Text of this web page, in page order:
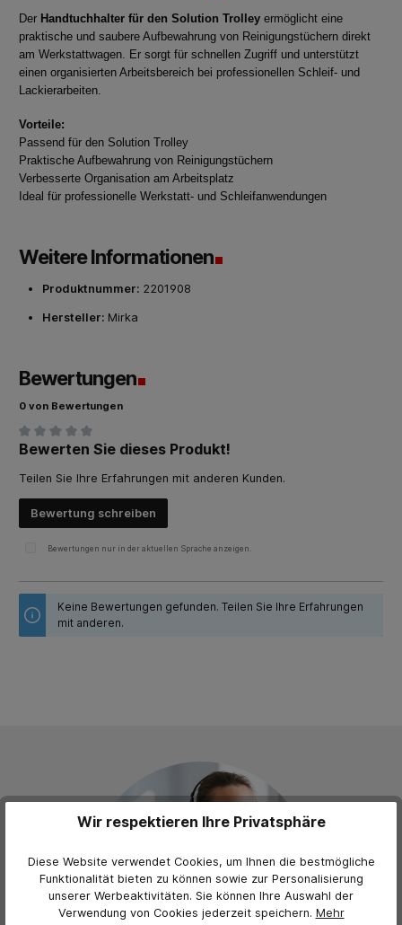
Der Handtuchhalter für den Solution Trolley ermöglicht eine
praktische und saubere Aufbewahrung von Reinigungstüchern direkt
am Werkstattwagen. Er sorgt für schnellen Zugriff und unterstützt
einen organisierten Arbeitsbereich bei professionellen Schleif- und
Lackierarbeiten.
Vorteile:
Passend für den Solution Trolley
Praktische Aufbewahrung von Reinigungstüchern
Verbesserte Organisation am Arbeitsplatz
Ideal für professionelle Werkstatt- und Schleifanwendungen
Weitere Informationen
Produktnummer: 2201908
Hersteller: Mirka
Bewertungen
0 von Bewertungen
Durchschnittliche Bewertung von 0 von 5 Sternen
Bewerten Sie dieses Produkt!
Teilen Sie Ihre Erfahrungen mit anderen Kunden.
Bewertung schreiben
Bewertungen nur in der aktuellen Sprache anzeigen.
Keine Bewertungen gefunden. Teilen Sie Ihre Erfahrungen
mit anderen.
Wir respektieren Ihre Privatsphäre
Diese Website verwendet Cookies, um Ihnen die bestmögliche
Funktionalität bieten zu können sowie zur Personalisierung
unserer Werbeaktivitäten. Sie können Ihre Auswahl der
Verwendung von Cookies jederzeit speichern. Mehr